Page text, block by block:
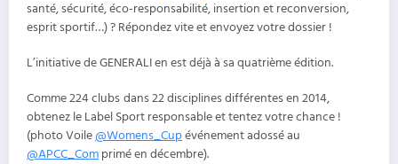
santé, sécurité, éco-responsabilité, insertion et reconversion,
esprit sportif…) ? Répondez vite et envoyez votre dossier !
L’initiative de GENERALI en est déjà à sa quatrième édition.
Comme 224 clubs dans 22 disciplines différentes en 2014,
obtenez le Label Sport responsable et tentez votre chance !
(photo Voile@Womens_Cupévénement adossé au
@APCC_Com primé en décembre).